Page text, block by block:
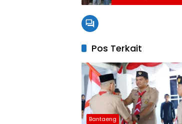
Pos Terkait
Bantaeng